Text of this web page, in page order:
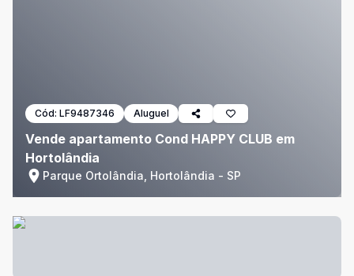
Cód: LF9487346 Aluguel
Vende apartamento Cond HAPPY CLUB em
Hortolândia
Parque Ortolândia, Hortolândia - SP